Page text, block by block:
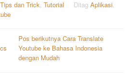
Tips dan Trick Tutorial Ditag Aplikasi
Pos berikutnyaCara Translate
Youtube ke Bahasa Indonesia
dengan Mudah